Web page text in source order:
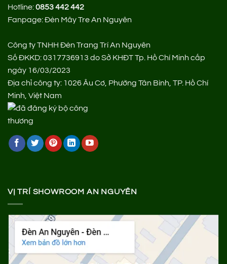
Hotline:0853 442 442
Fanpage:Đèn Mây Tre An Nguyên
Công ty TNHH Đèn Trang Trí An Nguyên
Số ĐKKD: 0317736913 do Sở KHĐT Tp. Hồ Chí Minh cấp
ngày 16/03/2023
Địa chỉ công ty: 1026 Âu Cơ, Phường Tân Bình, TP. Hồ Chí
Minh, Việt Nam
VỊ TRÍ SHOWROOM AN NGUYÊN